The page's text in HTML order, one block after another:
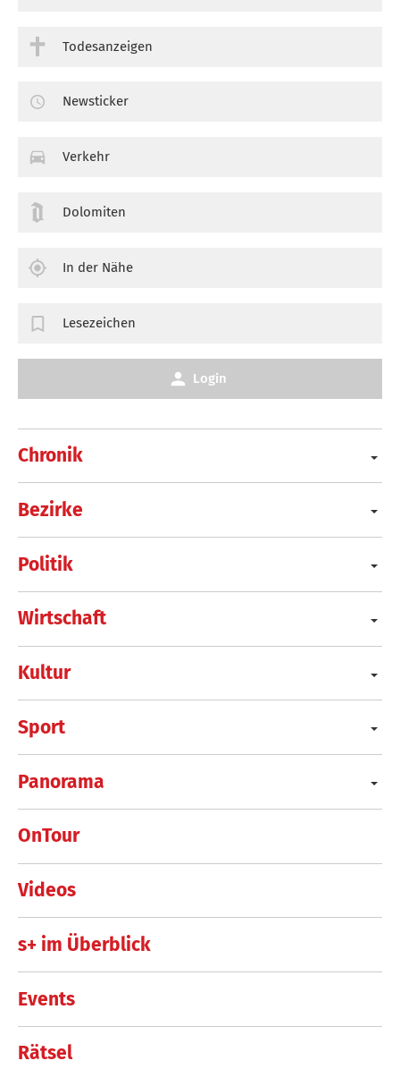
Chronik
Bezirke
Politik
Wirtschaft
Kultur
Sport
Panorama
OnTour
Videos
s+ im Überblick
Events
Rätsel
Todesanzeigen
Newsticker
Verkehr
Dolomiten
In der Nähe
Lesezeichen
Login